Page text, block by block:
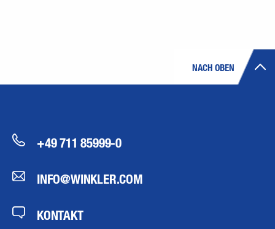
NACH OBEN
+49 711 85999-0
INFO@WINKLER.COM
KONTAKT